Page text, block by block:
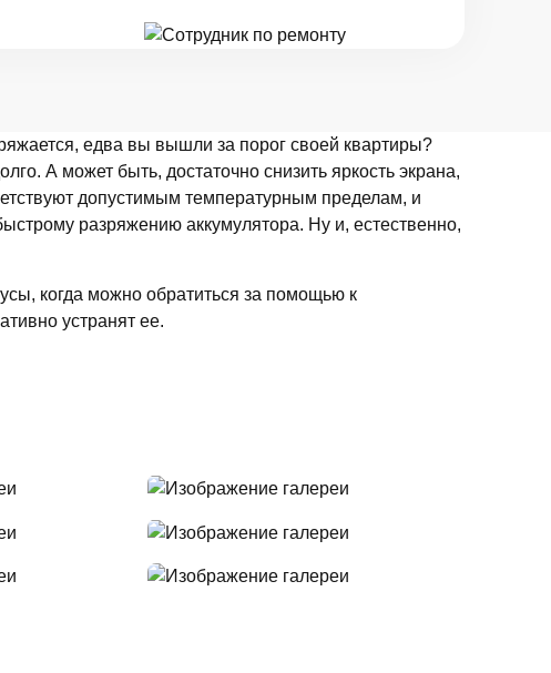
едва вы вышли за порог своей квартиры?
А может быть, достаточно снизить яркость экрана,
допустимым температурным пределам, и
разряжению аккумулятора. Ну и, естественно,
когда можно обратиться за помощью к
устранят ее.